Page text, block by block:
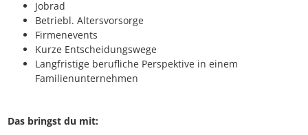
Jobrad
Betriebl. Altersvorsorge
Firmenevents
Kurze Entscheidungswege
Langfristige berufliche Perspektive in einem
Familienunternehmen
Das bringst du mit: